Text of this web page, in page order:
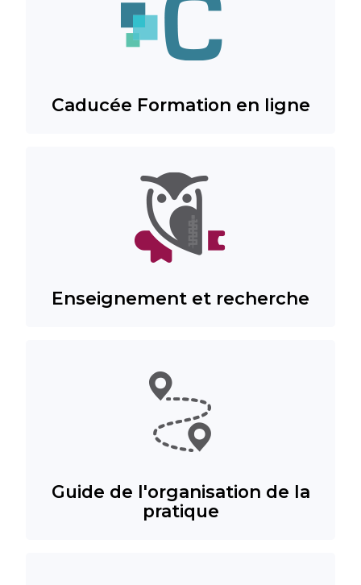
Caducée Formation en ligne
Enseignement et recherche
Guide de l'organisation de la
pratique